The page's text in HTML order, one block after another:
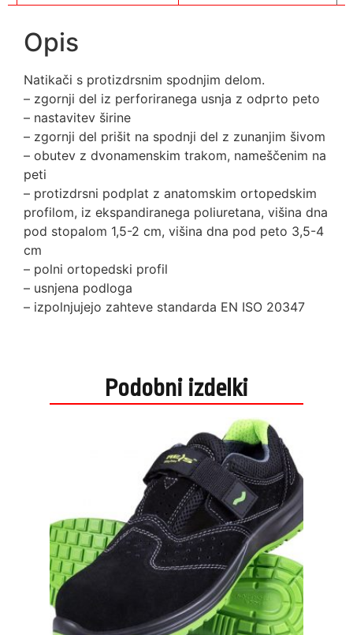
Opis
Natikači s protizdrsnim spodnjim delom.
– zgornji del iz perforiranega usnja z odprto peto
– nastavitev širine
– zgornji del prišit na spodnji del z zunanjim šivom
– obutev z dvonamenskim trakom, nameščenim na
peti
– protizdrsni podplat z anatomskim ortopedskim
profilom, iz ekspandiranega poliuretana, višina dna
pod stopalom 1,5-2 cm, višina dna pod peto 3,5-4
cm
– polni ortopedski profil
– usnjena podloga
– izpolnjujejo zahteve standarda EN ISO 20347
Podobni izdelki